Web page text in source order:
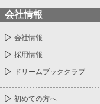
会社情報
会社情報
採用情報
ドリームブッククラブ
初めての方へ